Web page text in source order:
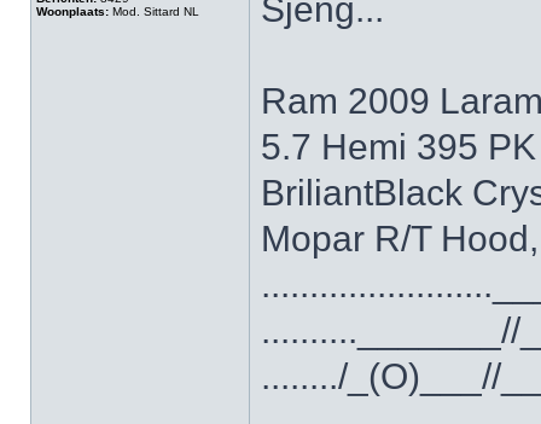
Woonplaats: Mod. Sittard NL
Sjeng...
Ram 2009
5.7 Hemi 395
BriliantBlack
Mopar R/T
.........._______//
......../_(O)___//